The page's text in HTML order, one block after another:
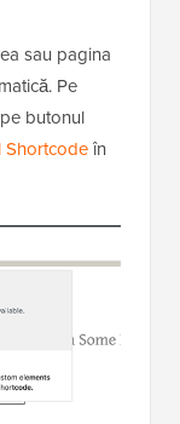
sau pagina
Pe
butonul
Shortcodeîn